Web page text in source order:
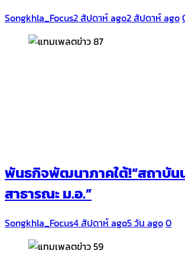
Songkhla_Focus2 สัปดาห์ ago2 สัปดาห์ ago
พันธกิจพัฒนาภาคใต้!“สถาบัน
สาธารณะ ม.อ.”
Songkhla_Focus4 สัปดาห์ ago5 วัน ago0